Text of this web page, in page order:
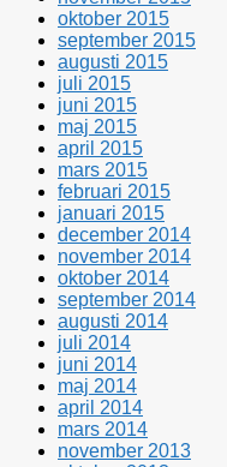
oktober 2015
september 2015
augusti 2015
juli 2015
juni 2015
maj 2015
april 2015
mars 2015
februari 2015
januari 2015
december 2014
november 2014
oktober 2014
september 2014
augusti 2014
juli 2014
juni 2014
maj 2014
april 2014
mars 2014
november 2013